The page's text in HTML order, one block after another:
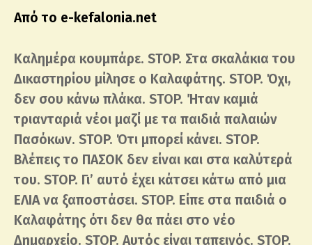
Από το e-kefalonia.net
Καλημέρα κουμπάρε. STOP. Στα σκαλάκια του
Δικαστηρίου μίλησε ο Καλαφάτης. STOP. Όχι,
δεν σου κάνω πλάκα. STOP. Ήταν καμιά
τριανταριά νέοι μαζί με τα παιδιά παλαιών
Πασόκων. STOP. Ότι μπορεί κάνει. STOP.
Βλέπεις το ΠΑΣΟΚ δεν είναι και στα καλύτερά
του. STOP. Γι’ αυτό έχει κάτσει κάτω από μια
ΕΛΙΑ να ξαποστάσει. STOP. Είπε στα παιδιά ο
Καλαφάτης ότι δεν θα πάει στο νέο
Δημαρχείο. STOP. Αυτός είναι ταπεινός. STOP.